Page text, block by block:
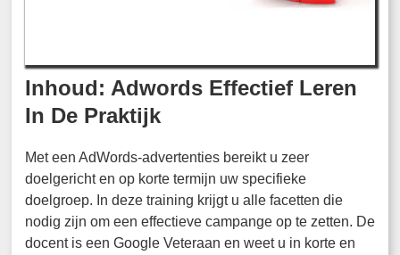
Inhoud: Adwords Effectief Leren
In De Praktijk
Met een AdWords-advertenties bereikt u zeer
doelgericht en op korte termijn uw specifieke
doelgroep. In deze training krijgt u alle facetten die
nodig zijn om een effectieve campange op te zetten. De
docent is een Google Veteraan en weet u in korte en